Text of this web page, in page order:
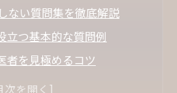
ない質問集を徹底解説
立つ基本的な質問例
者を見極めるコツ
かれる質問と対策